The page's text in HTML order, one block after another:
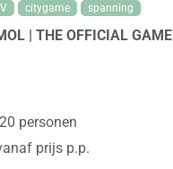
citygame spanning
| THE OFFICIAL GAME
personen
prijs p.p.